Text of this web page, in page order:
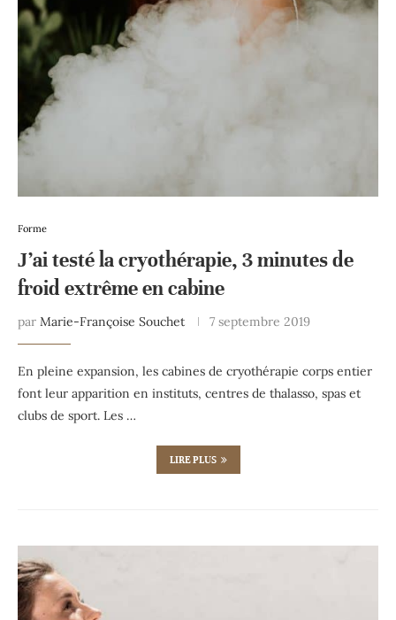
Forme
J’ai testé la cryothérapie, 3 minutes de
froid extrême en cabine
par Marie-Françoise Souchet 7 septembre 2019
En pleine expansion, les cabines de cryothérapie corps entier
font leur apparition en instituts, centres de thalasso, spas et
clubs de sport. Les …
LIRE PLUS